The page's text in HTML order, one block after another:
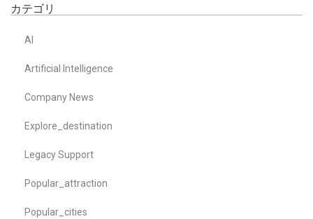
カテゴリ
AI
Artificial Intelligence
Company News
Explore_destination
Legacy Support
Popular_attraction
Popular_cities